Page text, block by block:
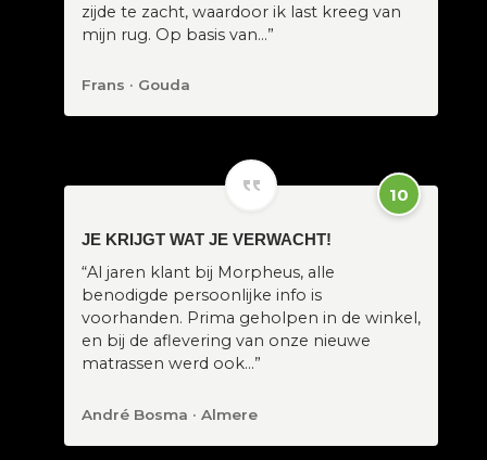
zijde te zacht, waardoor ik last kreeg van
mijn rug. Op basis van…”
Frans · Gouda
10
JE KRIJGT WAT JE VERWACHT!
“Al jaren klant bij Morpheus, alle
benodigde persoonlijke info is
voorhanden. Prima geholpen in de winkel,
en bij de aflevering van onze nieuwe
matrassen werd ook…”
André Bosma · Almere